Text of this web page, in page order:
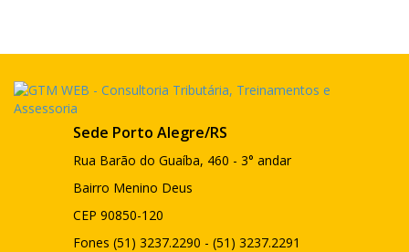
Sede Porto Alegre/RS
Rua Barão do Guaíba, 460 - 3° andar
Bairro Menino Deus
CEP 90850-120
Fones (51) 3237.2290 - (51) 3237.2291